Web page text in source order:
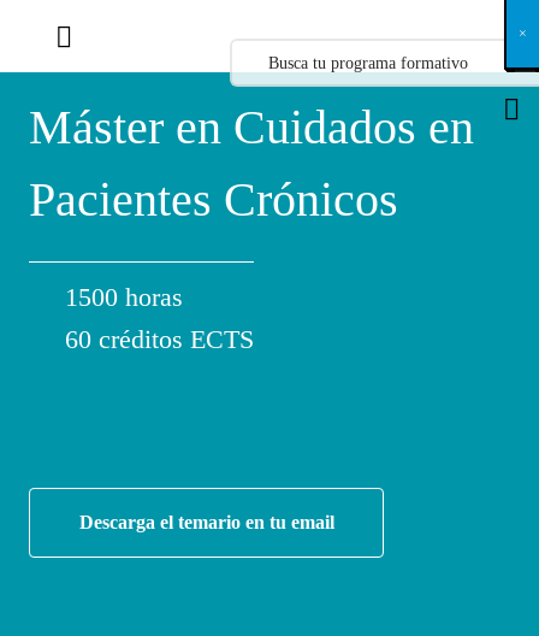
Máster en Cuidados en
Pacientes Crónicos
1500 horas
60 créditos ECTS
Descarga el temario en tu email
X
×
×
×
×
×
×
×
×
×
×
×
×
×
×
×
×
×
×
×
×
×
×
×
×
×
×
×
×
×
×
×
×
×
×
×
×
×
×
×
×
×
×
×
×
×
×
×
×
×
×
×
×
×
×
×
×
×
×
×
×
×
×
×
×
×
×
×
×
×
×
×
×
×
×
×
×
×
×
×
×
×
×
×
×
×
×
×
×
×
×
×
×
×
×
×
×
×
×
×
×
×
×
×
×
×
×
×
×
×
×
×
×
×
×
×
×
×
×
×
×
×
×
×
×
×
×
×
×
×
×
×
×
×
×
×
×
×
×
×
×
×
×
×
×
×
×
×
×
×
×
×
×
×
×
×
×
×
×
×
×
×
×
×
×
×
×
×
×
×
×
×
×
×
×
×
×
×
×
×
×
×
×
×
×
×
×
×
×
×
×
×
×
×
×
×
×
×
×
×
×
×
×
×
×
×
×
×
×
×
×
×
×
×
×
×
×